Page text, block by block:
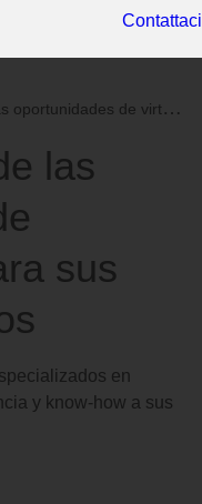
Contattaci
de virtualización para sus clientes...
las
sus
en
y know-how a sus